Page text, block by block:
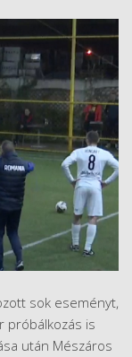
sok eseményt,
próbálkozás is
után Mészáros